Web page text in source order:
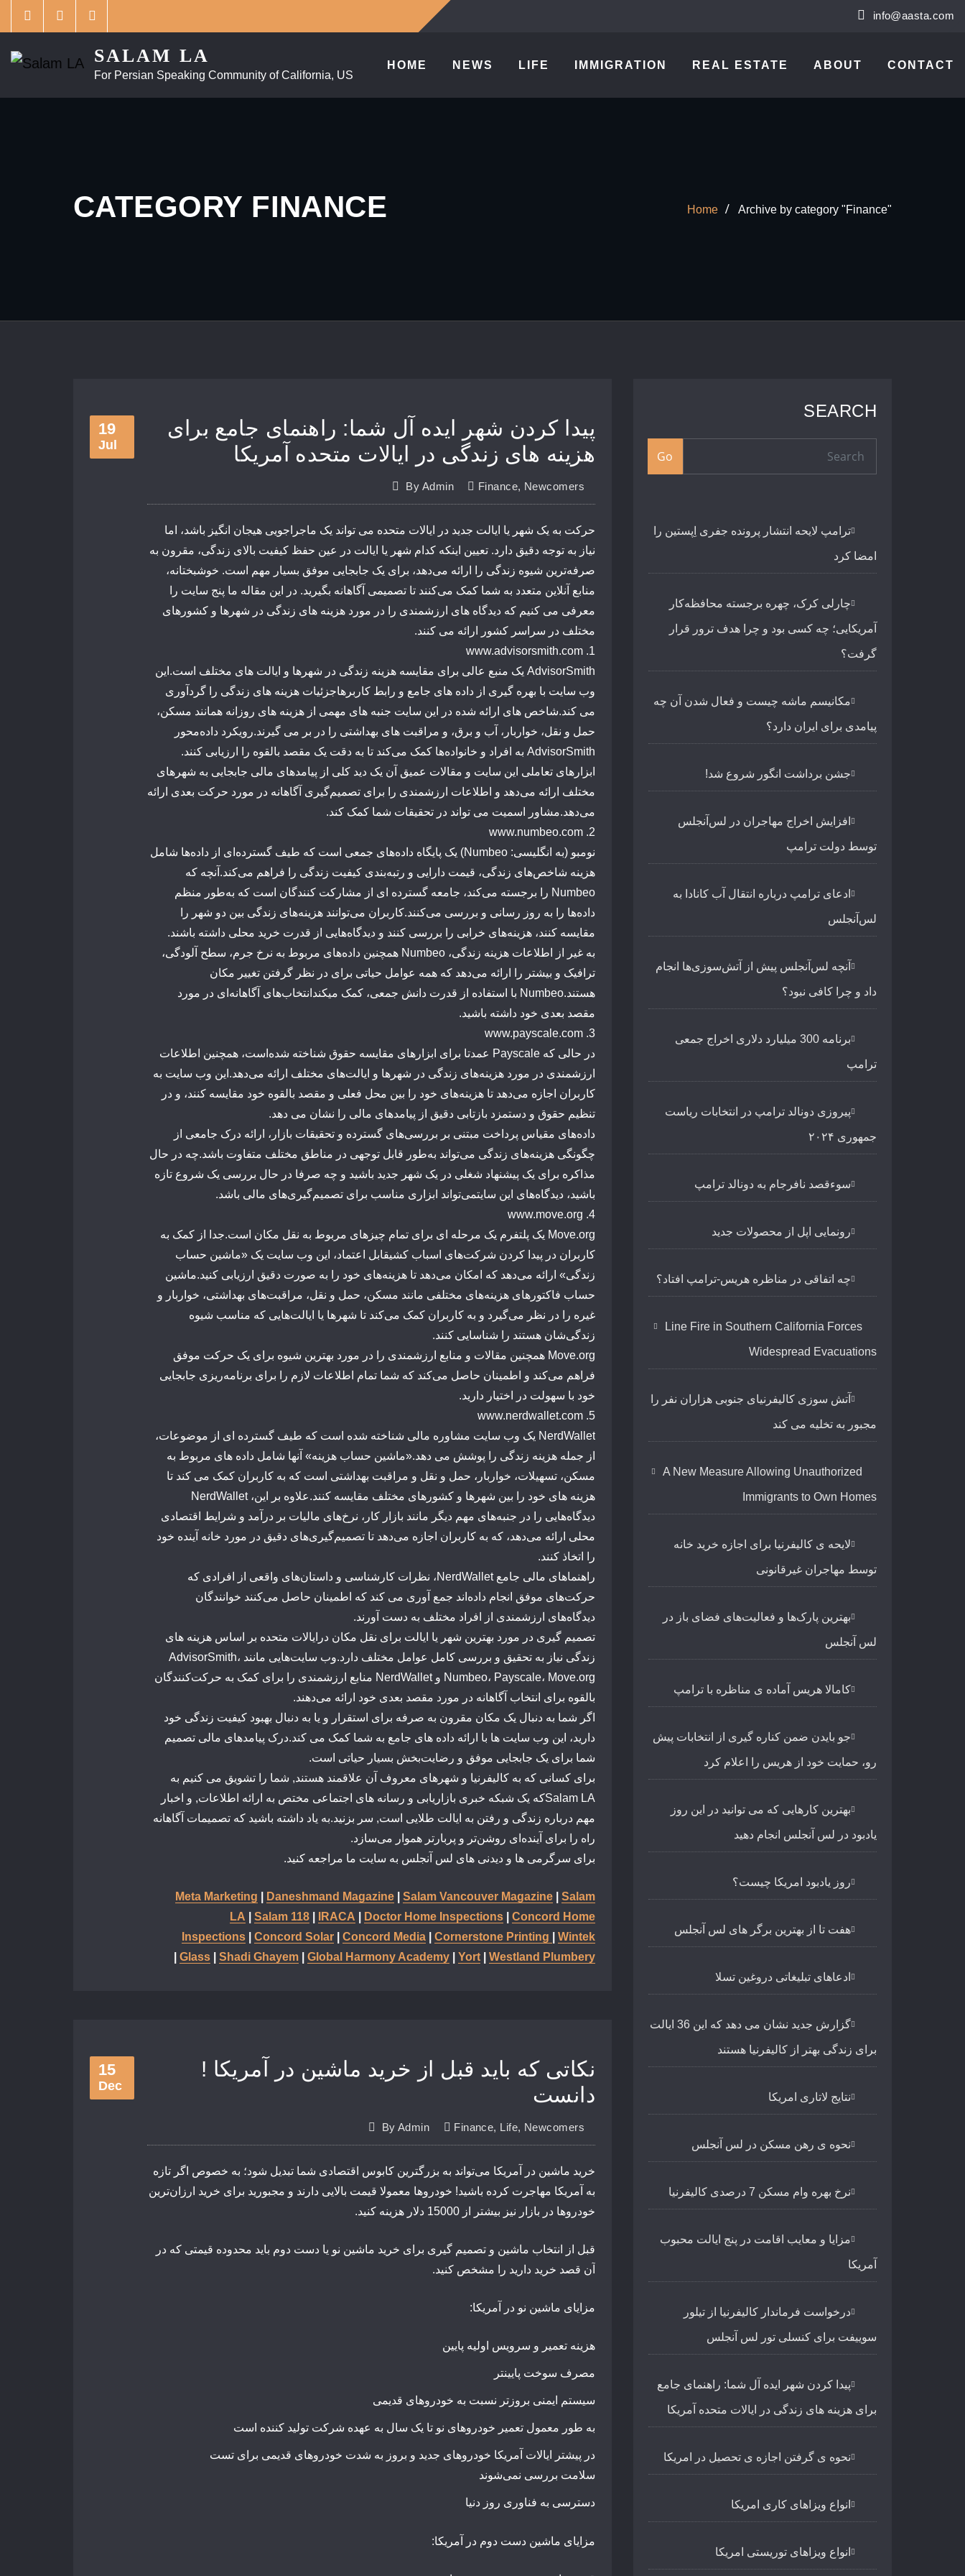
content
info@aasta.com
SALAM LA
For Persian Speaking Community of California, US
HOME NEWS LIFE IMMIGRATION REAL ESTATE ABOUT CONTACT
CATEGORY FINANCE Home Archive by category "Finance"
19
Jul
پیدا کردن شهر ایده آل شما: راهنمای جامع برای
هزینه های زندگی در ایالات متحده آمریکا
By Admin Finance, Newcomers
حرکت به یک شهر یا ایالت جدید در ایالات متحده می تواند یک ماجراجویی هیجان انگیز باشد، اما
نیاز به توجه دقیق دارد. تعیین اینکه کدام شهر یا ایالت در عین حفظ کیفیت بالای زندگی، مقرون به
صرفه‌ترین شیوه زندگی را ارائه می‌دهد، برای یک جابجایی موفق بسیار مهم است. خوشبختانه،
منابع آنلاین متعدد به شما کمک می‌کنند تا تصمیمی آگاهانه بگیرید. در این مقاله ما پنج سایت را
معرفی می کنیم که دیدگاه های ارزشمندی را در مورد هزینه های زندگی در شهرها و کشورهای
مختلف در سراسر کشور ارائه می کنند.
1.
www.advisorsmith.com
AdvisorSmith یک منبع عالی برای مقایسه هزینه زندگی در شهرها و ایالت های مختلف است. این
وب سایت با بهره گیری از داده های جامع و رابط کاربر هاجزئیات هزینه های زندگی را گردآوری
می کند.شاخص های ارائه شده در این سایت جنبه های مهمی از هزینه های روزانه همانند مسکن،
حمل و نقل، خواربار، آب و برق، و مراقبت های بهداشتی را در بر می گیرند.رویکرد داده‌محور
AdvisorSmith به افراد و خانواده‌ها کمک می‌کند تا به دقت یک مقصد بالقوه را ارزیابی کنند.
ابزارهای تعاملی این سایت و مقالات عمیق آن یک دید کلی از پیامدهای مالی جابجایی به شهرهای
مختلف ارائه می‌دهد و اطلاعات ارزشمندی را برای تصمیم‌گیری آگاهانه در مورد حرکت بعدی ارائه
می‌دهد.مشاور اسمیت می تواند در تحقیقات شما کمک کند.
2.
www.numbeo.com
نومبو (به انگلیسی: Numbeo) یک پایگاه داده‌های جمعی است که طیف گسترده‌ای از داده‌ها شامل
هزینه شاخص‌های زندگی، قیمت دارایی و رتبه‌بندی کیفیت زندگی را فراهم می‌کند. آنچه که
Numbeo را برجسته می‌کند، جامعه گسترده ای از مشارکت کنندگان است که به‌طور منظم
داده‌ها را به روز رسانی و بررسی می‌کنند.کاربران می‌توانند هزینه‌های زندگی بین دو شهر را
مقایسه کنند، هزینه‌های خرابی را بررسی کنند و دیدگاه‌هایی از قدرت خرید محلی داشته باشند.
به غیر از اطلاعات هزینه زندگی، Numbeo همچنین داده‌های مربوط به نرخ جرم، سطح آلودگی،
ترافیک و بیشتر را ارائه می‌دهد که همه عوامل حیاتی برای در نظر گرفتن تغییر مکان
هستند.Numbeo با استفاده از قدرت دانش جمعی، کمک میکند انتخاب‌های آگاهانه‌ای در مورد
مقصد بعدی خود داشته باشید.
3.
www.payscale.com
در حالی که Payscale عمدتا برای ابزارهای مقایسه حقوق شناخته شده‌است، همچنین اطلاعات
ارزشمندی در مورد هزینه‌های زندگی در شهرها و ایالت‌های مختلف ارائه می‌دهد. این وب سایت به
کاربران اجازه می‌دهد تا هزینه‌های خود را بین محل فعلی و مقصد بالقوه خود مقایسه کنند، و در
تنظیم حقوق و دستمزد بازتابی دقیق از پیامدهای مالی را نشان می دهد.
داده‌های مقیاس پرداخت مبتنی بر بررسی‌های گسترده و تحقیقات بازار، ارائه درک جامعی از
چگونگی هزینه‌های زندگی می‌تواند به‌طور قابل توجهی در مناطق مختلف متفاوت باشد.چه در حال
مذاکره برای یک پیشنهاد شغلی در یک شهر جدید باشید و چه صرفا در حال بررسی یک شروع تازه
باشید، دیدگاه‌های این سایتمی‌تواند ابزاری مناسب برای تصمیم‌گیری‌های مالی باشد.
4.
www.move.org
Move.org یک پلتفرم یک مرحله ای برای تمام چیزهای مربوط به نقل مکان است.جدا از کمک به
کاربران در پیدا کردن شرکت‌های اسباب کشیقابل اعتماد، این وب سایت یک «ماشین حساب
زندگی» ارائه می‌دهد که امکان می‌دهد تا هزینه‌های خود را به صورت دقیق ارزیابی کنید.ماشین
حساب فاکتورهای هزینه‌های مختلفی مانند مسکن، حمل و نقل، مراقبت‌های بهداشتی، خواربار و
غیره را در نظر می‌گیرد و به کاربران کمک می‌کند تا شهرها یا ایالت‌هایی که مناسب شیوه
زندگی‌شان هستند را شناسایی کنند.
Move.org همچنین مقالات و منابع ارزشمندی را در مورد بهترین شیوه برای یک حرکت موفق
فراهم می‌کند و اطمینان حاصل می‌کند که شما تمام اطلاعات لازم را برای برنامه‌ریزی جابجایی
خود با سهولت در اختیار دارید.
5.
www.nerdwallet.com
NerdWallet یک وب سایت مشاوره مالی شناخته شده است که طیف گسترده ای از موضوعات،
از جمله هزینه زندگی را پوشش می دهد.«ماشین حساب هزینه» آنها شامل داده های مربوط به
مسکن، تسهیلات، خواربار، حمل و نقل و مراقبت بهداشتی است که به کاربران کمک می کند تا
هزینه های خود را بین شهرها و کشورهای مختلف مقایسه کنند.علاوه بر این، NerdWallet
دیدگاه‌هایی را در جنبه‌های مهم دیگر مانند بازار کار، نرخ‌های مالیات بر درآمد و شرایط اقتصادی
محلی ارائه می‌دهد، که به کاربران اجازه می‌دهد تا تصمیم‌گیری‌های دقیق در مورد خانه آینده خود
را
اتخاذ کنند.
راهنماهای مالی جامع NerdWallet، نظرات کارشناسی و داستان‌های واقعی از افرادی که
حرکت‌های موفق انجام داده‌اند جمع آوری می کند که اطمینان حاصل می‌کنند خوانندگان
دیدگاه‌های ارزشمندی از افراد مختلف به دست آورند.
تصمیم گیری در مورد بهترین شهر یا ایالت برای نقل مکان در ایالات متحده بر اساس هزینه های
زندگی نیاز به تحقیق و بررسی کامل عوامل مختلف دارد.وب سایت‌هایی مانند AdvisorSmith،
Numbeo، Payscale، Move.org و NerdWallet منابع ارزشمندی را برای کمک به حرکت‌کنندگان
بالقوه برای انتخاب آگاهانه در مورد مقصد بعدی خود ارائه می‌دهند.
اگر شما به دنبال یک مکان مقرون به صرفه برای استقرار و یا به دنبال بهبود کیفیت زندگی خود
دارید، این وب سایت ها با ارائه داده های جامع به شما کمک می کند.درک پیامدهای مالی تصمیم
شما برای یک جابجایی موفق و رضایت‌بخش بسیار حیاتی است.
برای کسانی که به کالیفرنیا و شهرهای معروف آن علاقمند هستند, شما را تشویق می کنیم به
Salam LAکه یک شبکه خبری بازاریابی و رسانه های اجتماعی مختص به ارائه اطلاعات, و اخبار
مهم درباره زندگی و رفتن به ایالت طلایی است, سر بزنید.به یاد داشته باشید که تصمیمات آگاهانه
راه را برای آینده‌ای روشن‌تر و پربارتر هموار می‌سازد.
برای سرگرمی ها و دیدنی های لس آنجلس به سایت ما مراجعه کنید.
Meta Marketing Daneshmand Magazine Salam Vancouver Magazine
Salam
LA
Salam 118 IRACA Doctor Home Inspections
Concord Home
Inspections
Concord Solar Concord Media Cornerstone Printing
Wintek
Glass
Shadi Ghayem Global Harmony Academy Yort Westland Plumbery
15
Dec
! نکاتی که باید قبل از خرید ماشین در آمریکا
دانست
By Admin Finance, Life, Newcomers
خرید ماشین در آمریکا می‌تواند به بزرگترین کابوس اقتصادی شما تبدیل شود؛ به خصوص اگر تازه
به آمریکا مهاجرت کرده باشید! خودروها معمولا قیمت بالایی دارند و مجبورید برای خرید ارزان‌ترین
خودروها در بازار نیز بیشتر از 15000 دلار هزینه کنید.
قبل از انتخاب ماشین و تصمیم گیری برای خرید ماشین نو یا دست دوم باید محدوده قیمتی که در
آن قصد خرید دارید را مشخص کنید.
مزایای ماشین نو در آمریکا:
هزینه تعمیر و سرویس اولیه پایین
مصرف سوخت پایینتر
سیستم ایمنی بروزتر نسبت به خودروهای قدیمی
به طور معمول تعمیر خودروهای نو تا یک سال به عهده شرکت تولید کننده است
در پیشتر ایالات آمریکا خودروهای جدید و بروز به شدت خودروهای قدیمی برای تست
سلامت بررسی نمی‌شوند
دسترسی به فناوری‌ روز دنیا
مزایای ماشین دست دوم در آمریکا:
SEARCH
Go
ترامپ لایحه انتشار پرونده جفری اِپستین را
امضا کرد
چارلی کرک، چهره برجسته محافظه‌کار
آمریکایی؛ چه کسی بود و چرا هدف ترور قرار
گرفت؟
مکانیسم ماشه چیست و فعال شدن آن چه
پیامدی برای ایران دارد؟
جشن برداشت انگور شروع شد!
افزایش اخراج مهاجران در لس‌آنجلس
توسط دولت ترامپ
ادعای ترامپ درباره انتقال آب کانادا به
لس‌آنجلس
آنچه لس‌آنجلس پیش از آتش‌سوزی‌ها انجام
داد و چرا کافی نبود؟
برنامه 300 میلیارد دلاری اخراج جمعی
ترامپ
پیروزی دونالد ترامپ در انتخابات ریاست
جمهوری ۲۰۲۴
سوءقصد نافرجام به دونالد ترامپ
رونمایی اپل از محصولات جدید
چه اتفاقی در مناظره هریس-ترامپ افتاد؟
Line Fire in Southern California Forces
Widespread Evacuations
آتش سوزی کالیفرنیای جنوبی هزاران نفر را
مجبور به تخلیه می کند
A New Measure Allowing Unauthorized
Immigrants to Own Homes
لایحه ی کالیفرنیا برای اجازه خرید خانه
توسط مهاجران غیرقانونی
بهترین پارک‌ها و فعالیت‌های فضای باز در
لس آنجلس
کامالا هریس آماده ی مناظره با ترامپ
جو بایدن ضمن کناره گیری از انتخابات پیش
رو، حمایت خود از هریس را اعلام کرد
بهترین کارهایی که می توانید در این روز
یادبود در لس آنجلس انجام دهید
روز یادبود امریکا چیست؟
هفت تا از بهترین برگر های لس آنجلس
ادعاهای تبلیغاتی دروغین تسلا
گزارش جدید نشان می دهد که این 36 ایالت
برای زندگی بهتر از کالیفرنیا هستند
نتایج لاتاری امریکا
نحوه ی رهن مسکن در لس آنجلس
نرخ بهره وام مسکن 7 درصدی کالیفرنیا
مزایا و معایب اقامت در پنج ایالت محبوب
آمریکا
درخواست فرماندار کالیفرنیا از تیلور
سوییفت برای کنسلی تور لس آنجلس
پیدا کردن شهر ایده آل شما: راهنمای جامع
برای هزینه های زندگی در ایالات متحده آمریکا
نحوه ی گرفتن اجازه ی تحصیل در امریکا
انواع ویزاهای کاری امریکا
انواع ویزاهای توریستی امریکا